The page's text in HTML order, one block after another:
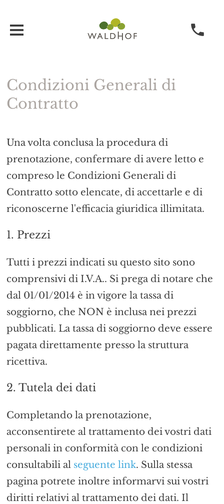
Condizioni Generali di
Contratto
Una volta conclusa la procedura di
prenotazione, confermare di avere letto e
compreso le Condizioni Generali di
Contratto sotto elencate, di accettarle e di
riconoscerne l'efficacia giuridica illimitata.
1. Prezzi
Tutti i prezzi indicati su questo sito sono
comprensivi di I.V.A.. Si prega di notare che
dal 01/01/2014 è in vigore la tassa di
soggiorno, che NON è inclusa nei prezzi
pubblicati. La tassa di soggiorno deve essere
pagata direttamente presso la struttura
ricettiva.
2. Tutela dei dati
Completando la prenotazione,
acconsentirete al trattamento dei vostri dati
personali in conformità con le condizioni
consultabili al seguente link. Sulla stessa
pagina potrete inoltre informarvi sui vostri
diritti relativi al trattamento dei dati. Il